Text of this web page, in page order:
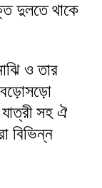
দুলতে থাকে
ও তার
বড়োসড়ো
সহ ঐ
বিভিন্ন